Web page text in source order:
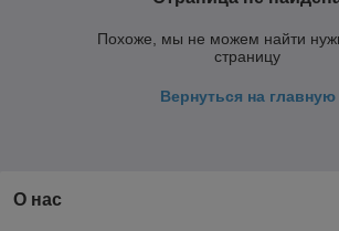
Похоже, мы не можем найти
страницу
Вернуться на главную
О нас